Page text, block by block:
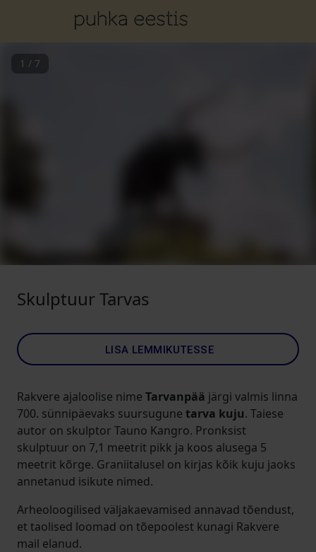
1 / 7
Skulptuur Tarvas
LISA LEMMIKUTESSE
Rakvere ajaloolise nime Tarvanpää järgi valmis linna
700. sünnipäevaks suursugune tarva kuju. Taiese
autor on skulptor Tauno Kangro. Pronksist
skulptuur on 7,1 meetrit pikk ja koos alusega 5
meetrit kõrge. Graniitalusel on kirjas kõik kuju jaoks
annetanud isikute nimed.
Arheoloogilised väljakaevamised annavad tõendust,
et taolised loomad on tõepoolest kunagi Rakvere
mail elanud.